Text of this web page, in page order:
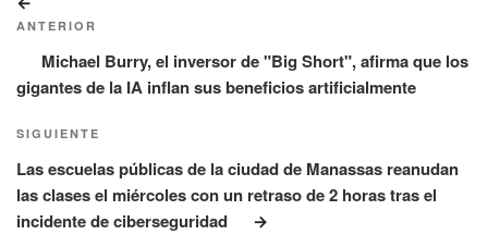
de
entradas
anterior:
ANTERIOR
Michael Burry, el inversor de "Big Short", afirma que los
gigantes de la IA inflan sus beneficios artificialmente
Siguiente
entrada
SIGUIENTE
Las escuelas públicas de la ciudad de Manassas reanudan
las clases el miércoles con un retraso de 2 horas tras el
incidente de ciberseguridad